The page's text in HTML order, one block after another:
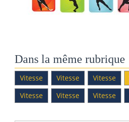
Dans la même rubrique
Vitesse Vitesse Vitesse
Vitesse
Vitesse Vitesse